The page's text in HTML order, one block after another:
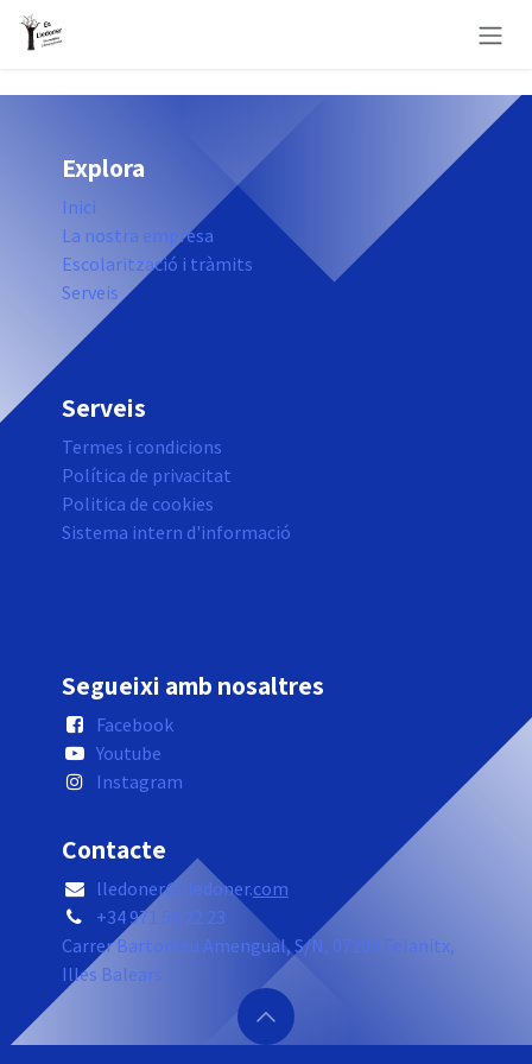
Skip to Content
Explora
Inici
La nostra empresa
Escolarització i tràmits
Serveis
Serveis
Termes i condicions
Política de privacitat
Politica de cookies
Sistema intern d'informació
Segueixi amb nosaltres
Facebook
Youtube
Instagram
Contacte
lledoner@lledoner.com
+34 971 58 22 23
Carrer Bartomeu Amengual, S/N, 07200 Felanitx,
Illes Balears